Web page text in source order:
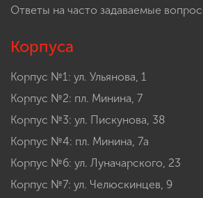
Ответы на часто задаваемые
Корпуса
Корпус №1: ул. Ульянова, 1
Корпус №2: пл. Минина, 7
Корпус №3: ул. Пискунова, 38
Корпус №4: пл. Минина, 7а
Корпус №6: ул. Луначарского, 23
Корпус №7: ул. Челюскинцев, 9